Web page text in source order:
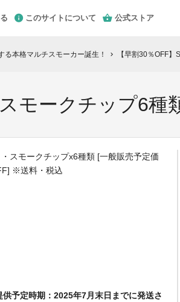
このサイトについて 公式ストア
本格マルチスモーカー誕生！ chevron_right 【早割30％OFF
モークチップ6種
・スモークチップx6種類 [一般販売予定価
※送料・税込
予定時期：2025年7月末日までに発送さ